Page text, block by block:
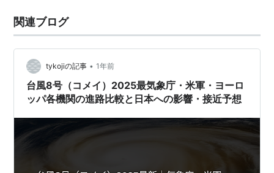
関連ブログ
tykojiの記事 • 1年前
台風8号（コメイ）2025最気象庁・米軍・ヨーロ
ッパ各機関の進路比較と日本への影響・接近予想